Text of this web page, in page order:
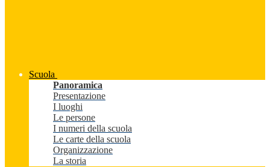
Scuola
Panoramica
Presentazione
I luoghi
Le persone
I numeri della scuola
Le carte della scuola
Organizzazione
La storia